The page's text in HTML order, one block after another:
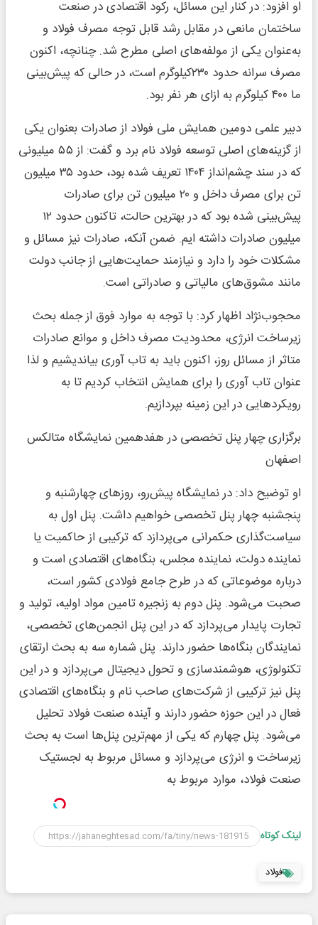
او افزود: در کنار این مسائل، رکود اقتصادی در صنعت
ساختمان مانعی در مقابل رشد قابل توجه مصرف فولاد و
به‌عنوان یکی از مولفه‌های اصلی مطرح شد. چنانچه، اکنون
مصرف سرانه حدود ۲۳۰کیلوگرم است، در حالی که پیش‌بینی
ما ۴۰۰ کیلوگرم به ازای هر نفر بود.
دبیر علمی دومین همایش ملی فولاد از صادرات بعنوان یکی
از گزینه‌های اصلی توسعه فولاد نام برد و گفت: از ۵۵ میلیونی
که در سند چشم‌انداز ۱۴۰۴ تعریف شده بود، حدود ۳۵ میلیون
تن برای مصرف داخل و ۲۰ میلیون تن برای صادرات
پیش‌بینی شده بود که در بهترین حالت، تاکنون حدود ۱۲
میلیون صادرات داشته ایم. ضمن آنکه، صادرات نیز مسائل و
مشکلات خود را دارد و نیازمند حمایت‌هایی از جانب دولت
مانند مشوق‌های مالیاتی و صادراتی است.
محجوب‌نژاد اظهار کرد: با توجه به موارد فوق از جمله بحث
زیرساخت انرژی، محدودیت مصرف داخل و موانع صادرات
متاثر از مسائل روز، اکنون باید به تاب آوری بیاندیشیم و لذا
عنوان تاب آوری را برای همایش انتخاب کردیم تا به
رویکردهایی در این زمینه بپردازیم.
برگزاری چهار پنل تخصصی در هفدهمین نمایشگاه متالکس
اصفهان
او توضیح داد: در نمایشگاه پیش‌رو، روزهای چهارشنبه و
پنجشنبه چهار پنل تخصصی خواهیم داشت. پنل اول به
سیاست‌گذاری حکمرانی می‌پردازد که ترکیبی از حاکمیت یا
نماینده دولت، نماینده مجلس، بنگاه‌های اقتصادی است و
درباره موضوعاتی که در طرح جامع فولادی کشور است،
صحبت می‌شود. پنل دوم به زنجیره تامین مواد اولیه، تولید و
تجارت پایدار می‌پردازد که در این پنل انجمن‌های تخصصی،
نمایندگان بنگاه‌ها حضور دارند. پنل شماره سه به بحث ارتقای
تکنولوژی، هوشمندسازی و تحول دیجیتال می‌پردازد و در این
پنل نیز ترکیبی از شرکت‌های صاحب نام و بنگاه‌های اقتصادی
فعال در این حوزه حضور دارند و آینده صنعت فولاد تحلیل
می‌شود. پنل چهارم که یکی از مهم‌ترین پنل‌ها است به بحث
زیرساخت و انرژی می‌پردازد و مسائل مربوط به لجستیک
صنعت فولاد، موارد مربوط به
لینک کوتاه
فولاد